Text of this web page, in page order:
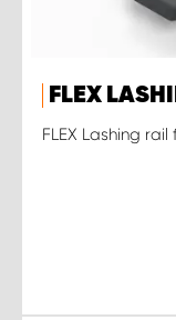
FLEX
FLEX Lashing